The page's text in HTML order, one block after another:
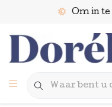
Om in te